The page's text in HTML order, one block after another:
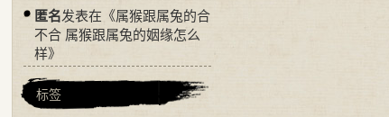
匿名发表在《属猴跟属兔的合
不合 属猴跟属兔的姻缘怎么
样》
标签